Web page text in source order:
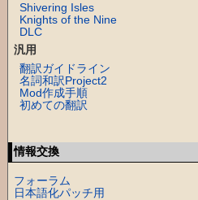
Shivering Isles
Knights of the Nine
DLC
汎用
翻訳ガイドライン
名詞和訳Project2
Mod作成手順
初めての翻訳
情報交換
フォーラム
日本語化パッチ用